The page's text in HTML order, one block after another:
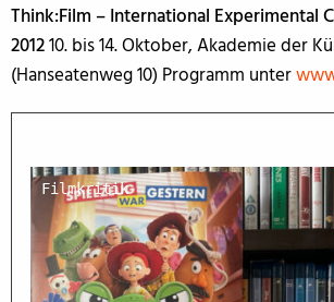
Think:Film – International Experimental
201210. bis 14. Oktober, Akademie der
(Hanseatenweg 10) Programm unter
Filmkritik